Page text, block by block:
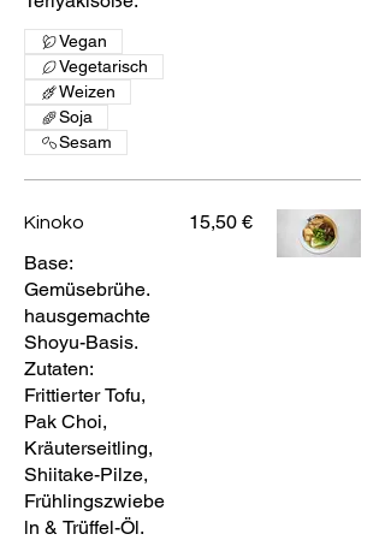
Vegan
Vegetarisch
Weizen
Soja
Sesam
Kinoko
Base:
Gemüsebrühe.
hausgemachte
Shoyu-Basis.
Zutaten:
Frittierter Tofu,
Pak Choi,
Kräuterseitling,
Shiitake-Pilze,
Frühlingszwiebe
ln & Trüffel-Öl.
15,50 €